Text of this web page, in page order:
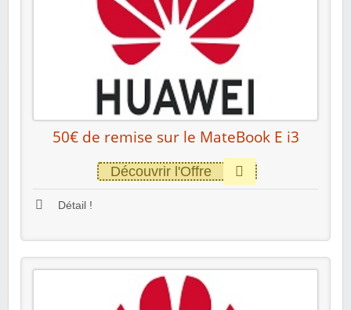
50€ de remise sur le MateBook E i3
Découvrir l'Offre
Détail !